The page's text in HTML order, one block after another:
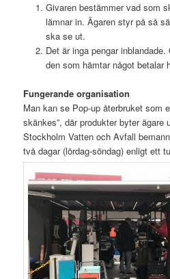
Givaren bestämmer vad som
lämnar in. Ägaren styr på så
ska se ut.
Det är inga pengar
den som hämtar något betalar
Fungerande organisation
Man kan se Pop-up återbruket som
skänkes”, där produkter byter ägare
Stockholm Vatten och Avfall
två dagar (lördag-söndag) enligt ett